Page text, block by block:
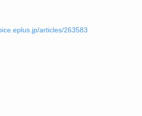
articles/263583